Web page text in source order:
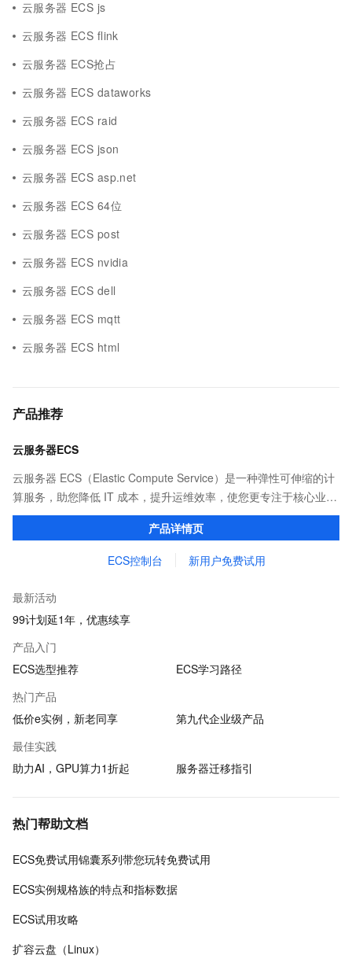
云服务器 ECS js
云服务器 ECS flink
云服务器 ECS抢占
云服务器 ECS dataworks
云服务器 ECS raid
云服务器 ECS json
云服务器 ECS asp.net
云服务器 ECS 64位
云服务器 ECS post
云服务器 ECS nvidia
云服务器 ECS dell
云服务器 ECS mqtt
云服务器 ECS html
产品推荐
云服务器ECS
云服务器 ECS（Elastic Compute Service）是一种弹性可伸缩的计
算服务，助您降低 IT 成本，提升运维效率，使您更专注于核心业务
创新。
产品详情页
ECS控制台 新用户免费试用
最新活动
99计划延1年，优惠续享
产品入门
ECS选型推荐
ECS学习路径
热门产品
低价e实例，新老同享
第九代企业级产品
最佳实践
助力AI，GPU算力1折起
服务器迁移指引
热门帮助文档
ECS免费试用锦囊系列带您玩转免费试用
ECS实例规格族的特点和指标数据
ECS试用攻略
扩容云盘（Linux）